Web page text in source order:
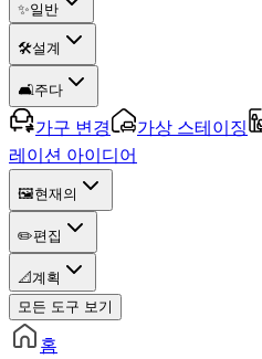
✨일반
🛠️설계
🛋️주다
가구 변경 가상 스테이징
레이션 아이디어
🖼️현재의
✏️편집
📐계획
모든 도구 보기
홈